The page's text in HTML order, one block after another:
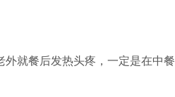
外就餐后发热头疼，一定是在中餐